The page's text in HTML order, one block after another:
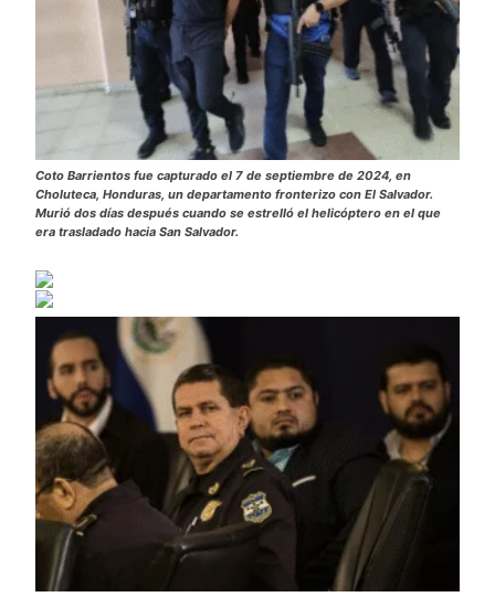
Coto Barrientos fue capturado el 7 de septiembre de 2024, en
Choluteca, Honduras, un departamento fronterizo con El Salvador.
Murió dos días después cuando se estrelló el helicóptero en el que
era trasladado hacia San Salvador.